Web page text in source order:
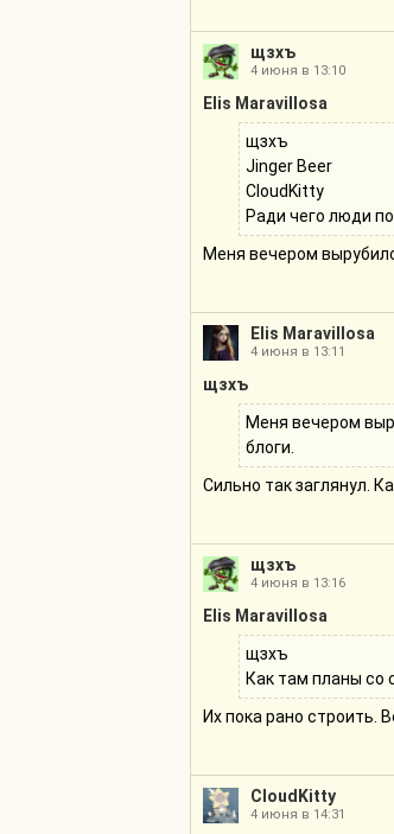
щзхъ
4 июня в 13:10
Elis Maravillosa
щзхъ
Jinger Beer
CloudKitty
Ради чего люди по
Меня вечером
Elis Maravillosa
4 июня в 13:11
щзхъ
Меня вечером
блоги.
Сильно так заглянул.
щзхъ
4 июня в 13:16
Elis Maravillosa
щзхъ
Как там планы со
Их пока рано строить.
CloudKitty
4 июня в 14:31